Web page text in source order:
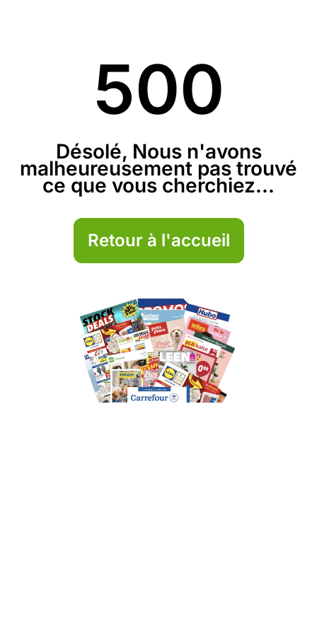
500
Désolé, Nous n'avons
malheureusement pas trouvé
ce que vous cherchiez...
Retour à l'accueil